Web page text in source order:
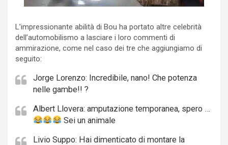
L’impressionante abilità di Bou ha portato altre celebrità
dell’automobilismo a lasciare i loro commenti di
ammirazione, come nel caso dei tre che aggiungiamo di
seguito:
Jorge Lorenzo: Incredibile, nano! Che potenza
nelle gambe!! ?
Albert Llovera: amputazione temporanea, spero …
Sei un animale
Livio Suppo: Hai dimenticato di montare la